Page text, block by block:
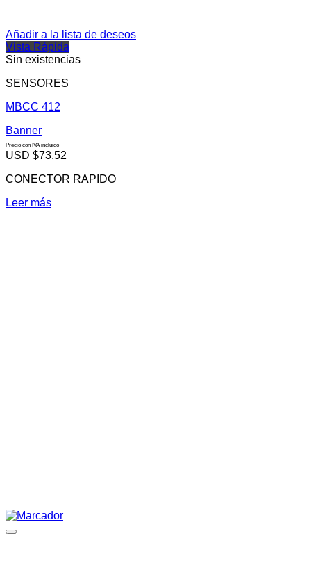
Añadir a la lista de deseos
Vista Rápida
Sin existencias
SENSORES
MBCC 412
Banner
Precio con IVA incluido
USD $73.52
CONECTOR RAPIDO
Leer más